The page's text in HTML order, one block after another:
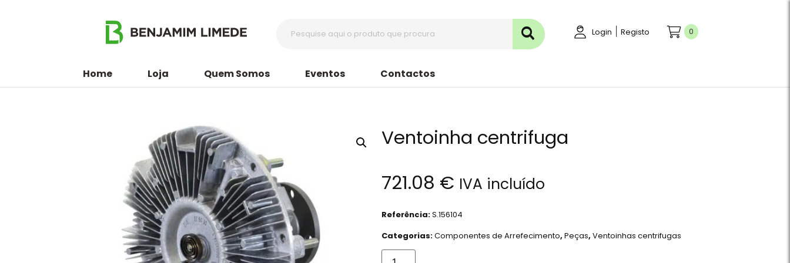
Login Registo 0
Home Loja Quem Somos Eventos Contactos
Ventoinha centrifuga
721.08 € IVA incluído
Referência:S.156104
Categorias:Componentes de Arrefecimento,Peças,Ventoinhas centrifugas